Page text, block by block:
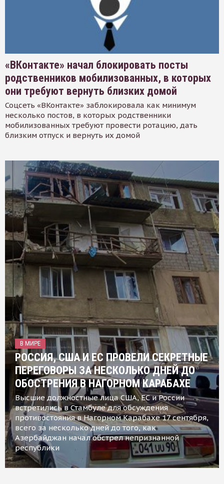
«ВКонтакте» начал блокировать посты
родственников мобилизованных, в которых
они требуют вернуть близких домой
Соцсеть «ВКонтакте» заблокировала как минимум
несколько постов, в которых родственники
мобилизованных требуют провести ротацию, дать
близким отпуск и вернуть их домой
В МИРЕ
РОССИЯ, США И ЕС ПРОВЕЛИ СЕКРЕТНЫЕ
ПЕРЕГОВОРЫ ЗА НЕСКОЛЬКО ДНЕЙ ДО
ОБОСТРЕНИЯ В НАГОРНОМ КАРАБАХЕ
Высшие должностные лица США, ЕС и России
встретились в Стамбуле для обсуждения
противостояния в Нагорном Карабахе 17 сентября,
всего за несколько дней до того, как
Азербайджан начал обстрел непризнанной
республики